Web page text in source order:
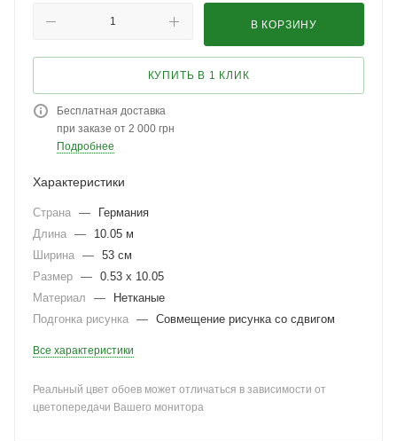
В КОРЗИНУ
КУПИТЬ В 1 КЛИК
Бесплатная доставка
при заказе от 2 000 грн
Подробнее
Характеристики
Страна —
Германия
Длина —
10.05 м
Ширина — 53 см
Размер — 0.53 x 10.05
Материал
—
Нетканые
Подгонка рисунка — Совмещение рисунка со сдвигом
Все характеристики
Реальный цвет обоев может отличаться в зависимости от
цветопередачи Вашего монитора